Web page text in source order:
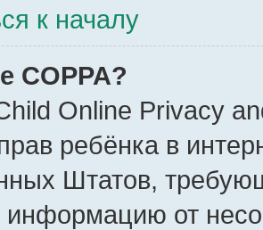
к началу
COPPA?
Online Privacy
ребёнка в
Штатов,
информацию от